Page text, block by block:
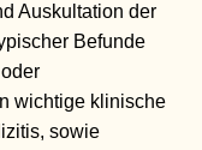
Auskultation der
Befunde
wichtige klinische
sowie